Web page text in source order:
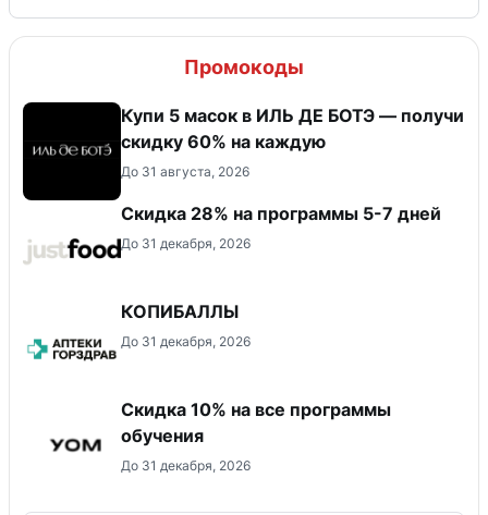
Промокоды
Купи 5 масок в ИЛЬ ДЕ БОТЭ — получи
скидку 60% на каждую
До 31 августа, 2026
Скидка 28% на программы 5-7 дней
До 31 декабря, 2026
КОПИБАЛЛЫ
До 31 декабря, 2026
Скидка 10% на все программы
обучения
До 31 декабря, 2026